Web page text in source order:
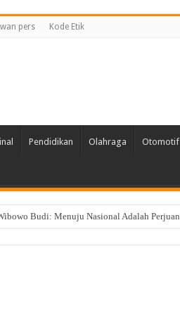
pers Kode Etik
Pendidikan Olahraga Otomotif
Budi: Menuju Nasional Adalah
Diduga Belum Berizin